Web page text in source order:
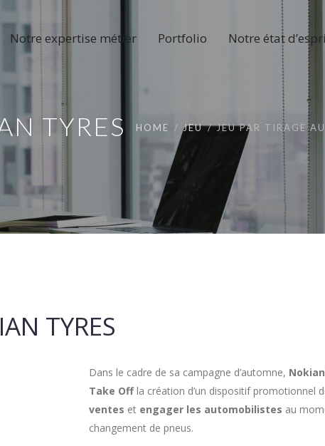
Notre expertise métier Portfolio Notre état
TYRES HOME JEU JEU PAR TIRAGE
TYRES
Dans le cadre de sa campagne d’automne,
Take Offla création d’un dispositif promotionnel
ventes et engager les automobilistes au
changement de pneus.